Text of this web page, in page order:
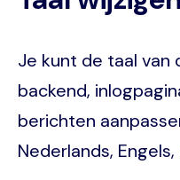
Je kunt de taal van
backend,
berichten
Nederlands,